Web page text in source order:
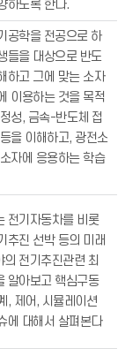
하도록 한다.
공학을 전공으로 하
들을 대상으로 반도
하고 그에 맞는 소자
이용하는 것을 목적
성, 금속-반도체 접
을 이해하고, 광전소
자에 응용하는 학습
전기자동차를 비롯
추진 선박 등의 미래
의 전기추진관련 최
알아보고 핵심구동
, 제어, 시뮬레이션
에 대해서 살펴본다